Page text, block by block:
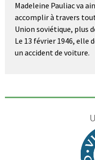
Madeleine Pauliac va
accomplir à travers
Union soviétique, plus
Le 13 février 1946, elle
un accident de voiture.